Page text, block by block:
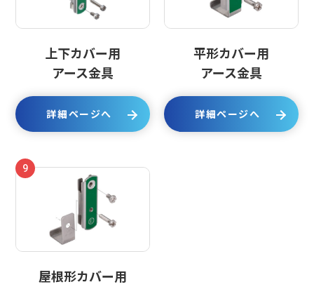
上下カバー用
アース金具
詳細ページへ
平形カバー用
アース金具
詳細ページへ
9
屋根形カバー用